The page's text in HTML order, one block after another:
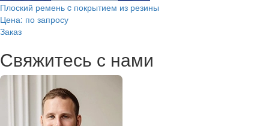
Плоский ремень c покрытием из резины
Цена: по запросу
Заказ
Свяжитесь с нами